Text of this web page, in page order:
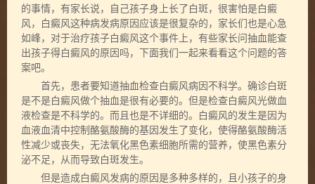
的事情，有家长说，自己孩子身上长了白斑，很害怕是白癜
风，白癜风这种病发病原因应该是很复杂的，家长们也是心急
如峰，对于治疗孩子白癜风这个事件上，有些家长问抽血能查
出孩子得白癜风的原因吗，下面我们一起来看看这个问题的答
案吧。
首先，患者要知道抽血检查白癜风病因不科学。确诊白斑
是不是白癜风做个抽血是很有必要的。但是检查白癜风光做血
液检查是不科学的。而且也是不详细的。白癜风的发生是因为
血液血清中控制酪氨酸酶的基因发生了变化，使得酪氨酸酶活
性减少或丧失，无法氧化黑色素细胞所需的营养，使黑色素分
泌不足，从而导致白斑发生。
但是造成白癜风发病的原因是多种多样的，且小孩子的身